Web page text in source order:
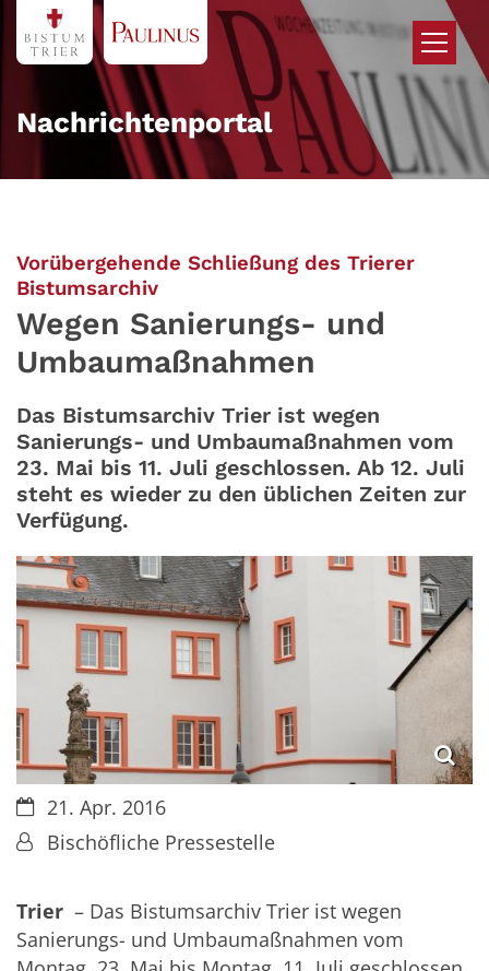
Zum Inhalt springen
Nachrichtenportal
Vorübergehende Schließung des Trierer
Bistumsarchiv:
Wegen Sanierungs- und
Umbaumaßnahmen
Das Bistumsarchiv Trier ist wegen
Sanierungs- und Umbaumaßnahmen vom
23. Mai bis 11. Juli geschlossen. Ab 12. Juli
steht es wieder zu den üblichen Zeiten zur
Verfügung.
Datum:21. Apr. 2016
Von:Bischöfliche Pressestelle
Trier – Das Bistumsarchiv Trier ist wegen
Sanierungs- und Umbaumaßnahmen vom